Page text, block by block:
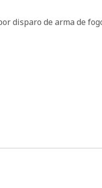
disparo de arma de